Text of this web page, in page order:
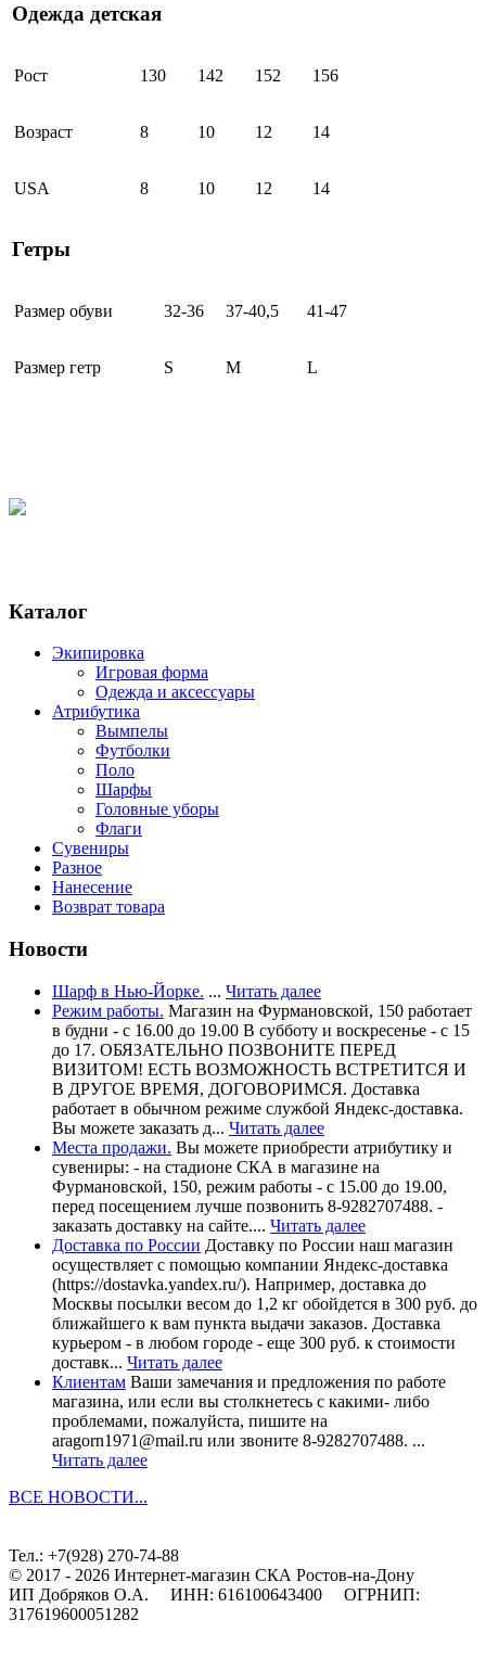
Одежда детская
Рост 130 142 152 156
Возраст 8 10 12 14
USA 8 10 12 14
Гетры
Размер обуви 32-36 37-40,5 41-47
Размер гетр S M L
Каталог
Экипировка
Игровая форма
Одежда и аксессуары
Атрибутика
Вымпелы
Футболки
Поло
Шарфы
Головные уборы
Флаги
Сувениры
Разное
Нанесение
Возврат товара
Новости
Шарф в Нью-Йорке. ... Читать далее
Режим работы. Магазин на Фурмановской, 150 работает
в будни - с 16.00 до 19.00 В субботу и воскресенье - с 15
до 17. ОБЯЗАТЕЛЬНО ПОЗВОНИТЕ ПЕРЕД
ВИЗИТОМ! ЕСТЬ ВОЗМОЖНОСТЬ ВСТРЕТИТСЯ И
В ДРУГОЕ ВРЕМЯ, ДОГОВОРИМСЯ. Доставка
работает в обычном режиме службой Яндекс-доставка.
Вы можете заказать д... Читать далее
Места продажи. Вы можете приобрести атрибутику и
сувениры: - на стадионе СКА в магазине на
Фурмановской, 150, режим работы - с 15.00 до 19.00,
перед посещением лучше позвонить 8-9282707488. -
заказать доставку на сайте.... Читать далее
Доставка по России Доставку по России наш магазин
осуществляет с помощью компании Яндекс-доставка
(https://dostavka.yandex.ru/). Например, доставка до
Москвы посылки весом до 1,2 кг обойдется в 300 руб. до
ближайшего к вам пункта выдачи заказов. Доставка
курьером - в любом городе - еще 300 руб. к стоимости
доставк... Читать далее
Клиентам Ваши замечания и предложения по работе
магазина, или если вы столкнетесь с какими- либо
проблемами, пожалуйста, пишите на
aragorn1971@mail.ru или звоните 8-9282707488. ...
Читать далее
ВСЕ НОВОСТИ...
Тел.: +7(928) 270-74-88
© 2017 - 2026 Интернет-магазин СКА Ростов-на-Дону
ИП Добряков О.А. ИНН: 616100643400 ОГРНИП:
317619600051282